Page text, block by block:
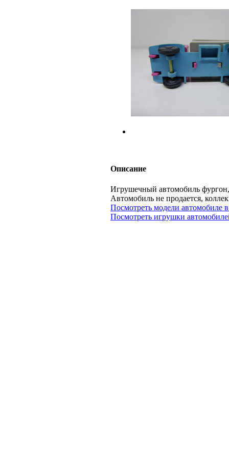
Описание
Игрушечный автомобиль
Автомобиль не продается,
Посмотреть модели автомобиле
Посмотреть игрушки